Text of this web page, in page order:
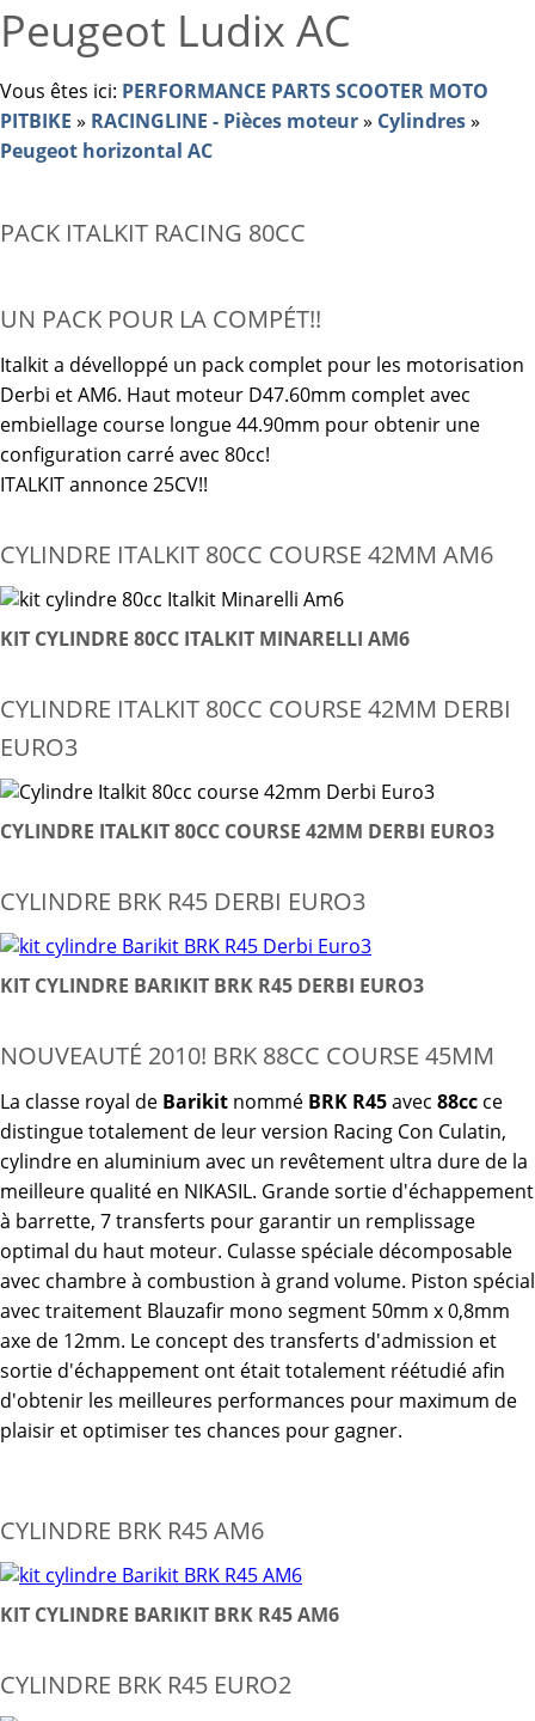
Peugeot Ludix AC
Vous êtes ici: PERFORMANCE PARTS SCOOTER MOTO
PITBIKE » RACINGLINE - Pièces moteur» Cylindres»
Peugeot horizontal AC
PACK ITALKIT RACING 80CC
UN PACK POUR LA COMPÉT!!
Italkit a dévelloppé un pack complet pour les motorisation
Derbi et AM6. Haut moteur D47.60mm complet avec
embiellage course longue 44.90mm pour obtenir une
configuration carré avec 80cc!
ITALKIT annonce 25CV!!
CYLINDRE ITALKIT 80CC COURSE 42MM AM6
KIT CYLINDRE 80CC ITALKIT MINARELLI AM6
CYLINDRE ITALKIT 80CC COURSE 42MM DERBI
EURO3
CYLINDRE ITALKIT 80CC COURSE 42MM DERBI EURO3
CYLINDRE BRK R45 DERBI EURO3
KIT CYLINDRE BARIKIT BRK R45 DERBI EURO3
NOUVEAUTÉ 2010! BRK 88CC COURSE 45MM
La classe royal de Barikit nommé BRK R45avec 88cc ce
distingue totalement de leur version Racing Con Culatin,
cylindre en aluminium avec un revêtement ultra dure de la
meilleure qualité en NIKASIL. Grande sortie d'échappement
à barrette, 7 transferts pour garantir un remplissage
optimal du haut moteur. Culasse spéciale décomposable
avec chambre à combustion à grand volume. Piston spécial
avec traitement Blauzafir mono segment 50mm x 0,8mm
axe de 12mm. Le concept des transferts d'admission et
sortie d'échappement ont était totalement réétudié afin
d'obtenir les meilleures performances pour maximum de
plaisir et optimiser tes chances pour gagner.
CYLINDRE BRK R45 AM6
KIT CYLINDRE BARIKIT BRK R45 AM6
CYLINDRE BRK R45 EURO2